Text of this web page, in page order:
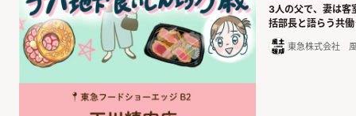
3人の父で、妻は客
括部長と語らう共
東急株式会社